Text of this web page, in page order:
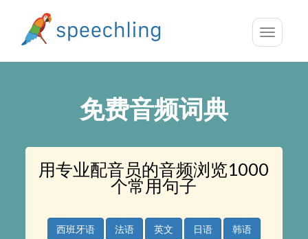
Toggle
免费音频词典
用专业配音员的音频浏览1000
个常用句子
西班牙语 法语 英文 日语 韩语